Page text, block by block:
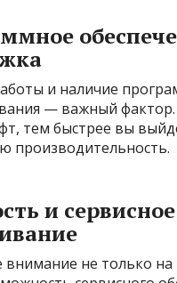
и наличие
— важный
тем быстрее вы
производительность.
и сервисное
не только на